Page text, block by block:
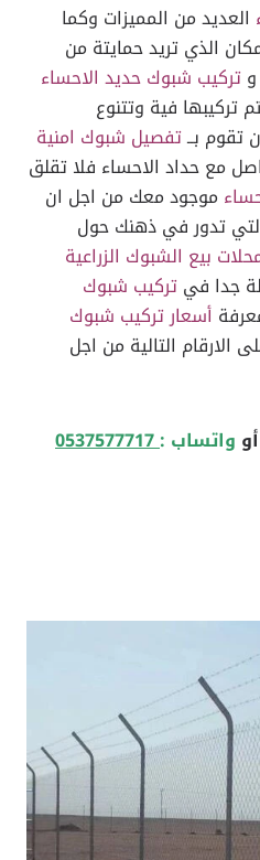
العديد من المميزات وكما
الذي تريد حمايتة من
تركيب شبوك حديد الاحساء
تركيبها فية وتتنوع
تقوم بــتفصيل شبوك امنية
مع حداد الاحساء فلا تقلق
موجود معك من اجل ان
تدور في ذهنك حول
بيع الشبوك الزراعية
جدا فيتركيب شبوك
أسعار تركيب شبوك
الارقام التالية من اجل
أو واتساب :0537577717